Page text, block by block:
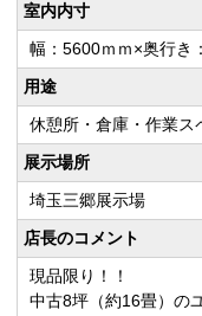
室内内寸
幅：5600ｍｍ×奥行き
用途
休憩所・倉庫・作業ス
展示場所
埼玉三郷展示場
店長のコメント
現品限り！！
中古8坪（約16畳）の